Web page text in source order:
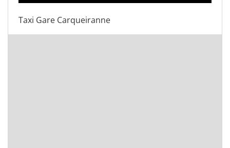
Taxi Gare Carqueiranne